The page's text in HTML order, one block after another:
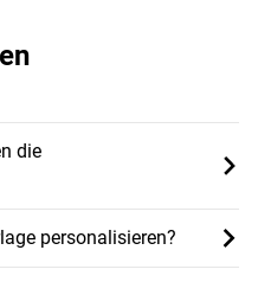
die
personalisieren?